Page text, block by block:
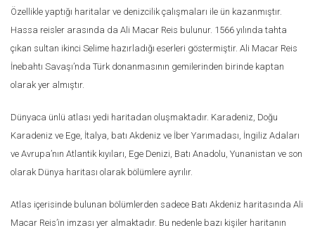
Özellikle yaptığı haritalar ve denizcilik çalışmaları ile ün kazanmıştır.
Hassa reisler arasında da Ali Macar Reis bulunur. 1566 yılında tahta
çıkan sultan ikinci Selime hazırladığı eserleri göstermiştir. Ali Macar Reis
İnebahtı Savaşı’nda Türk donanmasının gemilerinden birinde kaptan
olarak yer almıştır.
Dünyaca ünlü atlası yedi haritadan oluşmaktadır. Karadeniz, Doğu
Karadeniz ve Ege, İtalya, batı Akdeniz ve İber Yarımadası, İngiliz Adaları
ve Avrupa’nın Atlantik kıyıları, Ege Denizi, Batı Anadolu, Yunanistan ve son
olarak Dünya haritası olarak bölümlere ayrılır.
Atlas içerisinde bulunan bölümlerden sadece Batı Akdeniz haritasında Ali
Macar Reis’in imzası yer almaktadır. Bu nedenle bazı kişiler haritanın